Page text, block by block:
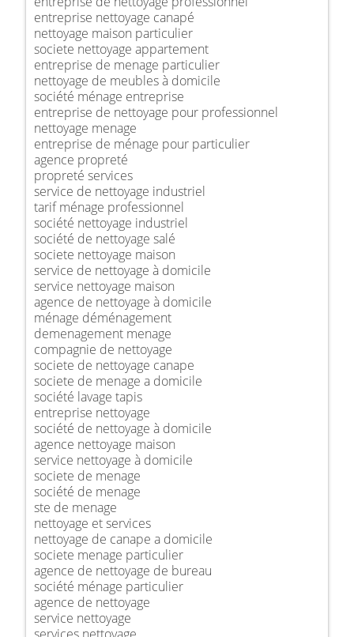
entreprise nettoyage canapé
nettoyage maison particulier
societe nettoyage appartement
entreprise de menage particulier
nettoyage de meubles à domicile
société ménage entreprise
entreprise de nettoyage pour professionnel
nettoyage menage
entreprise de ménage pour particulier
agence propreté
propreté services
service de nettoyage industriel
tarif ménage professionnel
société nettoyage industriel
société de nettoyage salé
societe nettoyage maison
service de nettoyage à domicile
service nettoyage maison
agence de nettoyage à domicile
ménage déménagement
demenagement menage
compagnie de nettoyage
societe de nettoyage canape
societe de menage a domicile
société lavage tapis
entreprise nettoyage
société de nettoyage à domicile
agence nettoyage maison
service nettoyage à domicile
societe de menage
société de menage
ste de menage
nettoyage et services
nettoyage de canape a domicile
societe menage particulier
agence de nettoyage de bureau
société ménage particulier
agence de nettoyage
service nettoyage
services nettoyage